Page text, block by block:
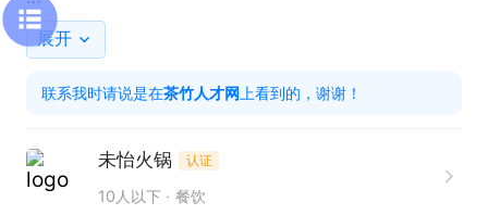
任职要求：
1. 具备一年以上火锅荤墩切配相关工作经验。
2. 能够吃苦耐劳，适应高强度的工作节奏。
性。
展开
联系我时请说是在茶竹人才网 上看到的，谢谢！
未怡火锅 认证
10人以下 餐饮